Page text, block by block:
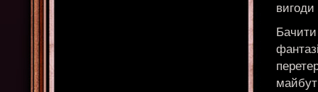
Бачити